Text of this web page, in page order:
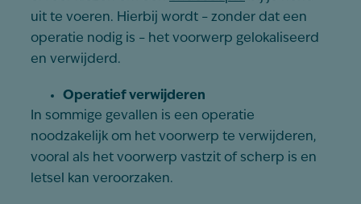
uit te voeren. Hierbij wordt – zonder dat een
operatie nodig is – het voorwerp gelokaliseerd
en verwijderd.
Operatief verwijderen
In sommige gevallen is een operatie
noodzakelijk om het voorwerp te verwijderen,
vooral als het voorwerp vastzit of scherp is en
letsel kan veroorzaken.